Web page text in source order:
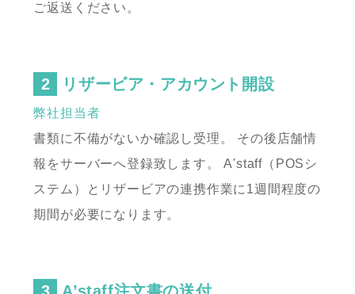
ご返送ください。
リザービア・アカウント開設
弊社担当者
書類に不備がないか確認し受理。
その後店舗情
報をサーバーへ登録致します。
A'staff（POSシ
ステム）とリザービアの連携作業に1週間程度の
期間が必要になります。